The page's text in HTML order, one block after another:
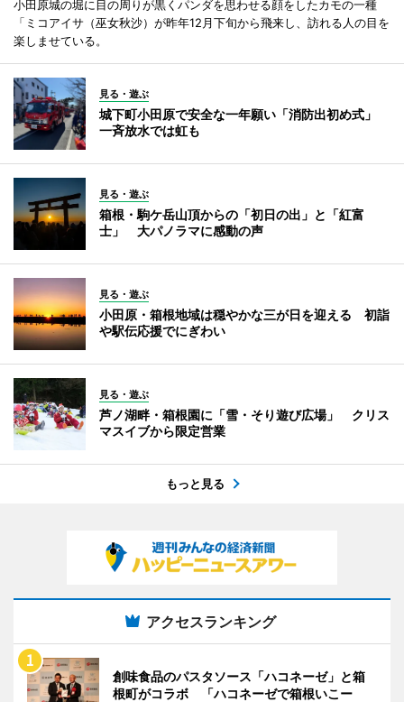
小田原城の堀に目の周りが黒くパンダを思わせる顔をしたカモの一種
「ミコアイサ（巫女秋沙）が昨年12月下旬から飛来し、訪れる人の目を
楽しませている。
見る・遊ぶ
城下町小田原で安全な一年願い「消防出初め式」
一斉放水では虹も
見る・遊ぶ
箱根・駒ケ岳山頂からの「初日の出」と「紅富
士」 大パノラマに感動の声
見る・遊ぶ
小田原・箱根地域は穏やかな三が日を迎える 初詣
や駅伝応援でにぎわい
見る・遊ぶ
芦ノ湖畔・箱根園に「雪・そり遊び広場」 クリス
マスイブから限定営業
もっと見る
アクセスランキング
創味食品のパスタソース「ハコネーゼ」と箱
根町がコラボ 「ハコネーゼで箱根いこー